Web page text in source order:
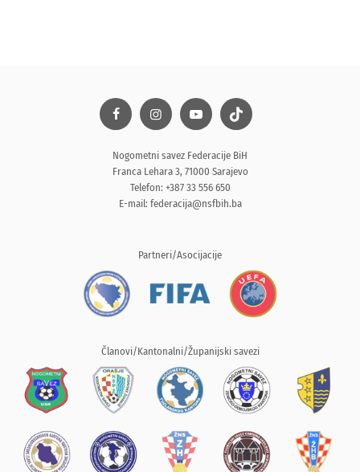
Nogometni savez Federacije BiH
Franca Lehara 3, 71000 Sarajevo
Telefon: +387 33 556 650
E-mail: federacija@nsfbih.ba
Partneri/Asocijacije
Članovi/Kantonalni/Županijski savezi